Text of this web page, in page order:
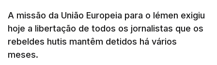
A missão da União Europeia para o Iémen exigiu
hoje a libertação de todos os jornalistas que os
rebeldes hutis mantêm detidos há vários
meses.